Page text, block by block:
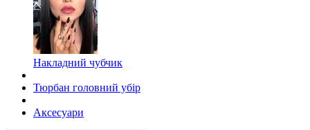
Накладний чубчик
Тюрбан головний убір
Аксесуари